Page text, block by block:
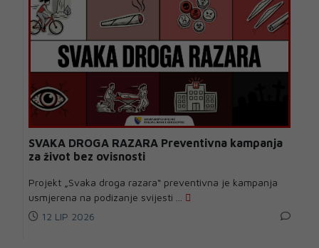
SVAKA DROGA RAZARA Preventivna kampanja
za život bez ovisnosti
Projekt „Svaka droga razara“ preventivna je kampanja
usmjerena na podizanje svijesti ...
12 LIP 2026